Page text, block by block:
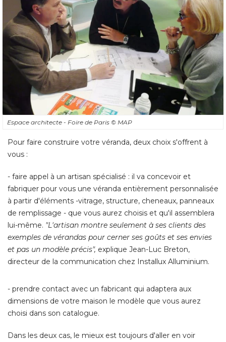
Espace architecte - Foire de Paris© MAP
Pour faire construire votre véranda, deux choix s'offrent à
vous :
- faire appel à un artisan spécialisé : il va concevoir et
fabriquer pour vous une véranda entièrement personnalisée
à partir d'éléments -vitrage, structure, cheneaux, panneaux
lui-même. "L'artisan montre seulement à ses clients des
exemples de vérandas pour cerner ses goûts et ses envies
et pas un modèle précis", explique Jean-Luc Breton,
directeur de la communication chez Installux Alluminium.
- prendre contact avec un fabricant qui adaptera aux
dimensions de votre maison le modèle que vous aurez
choisi dans son catalogue.
Dans les deux cas, le mieux est toujours d'aller en voir
plusieurs pour obtenir des plans 3D et des devis que vous
pourrez ensuite comparer. Lors de votre visite, n'oubliez
En général, il faut compter entre 6 à 8 semaines pour la